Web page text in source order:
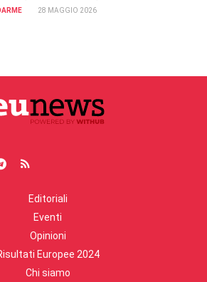
28 MAGGIO 2026
Editoriali
Eventi
Opinioni
Europee 2024
Chi siamo